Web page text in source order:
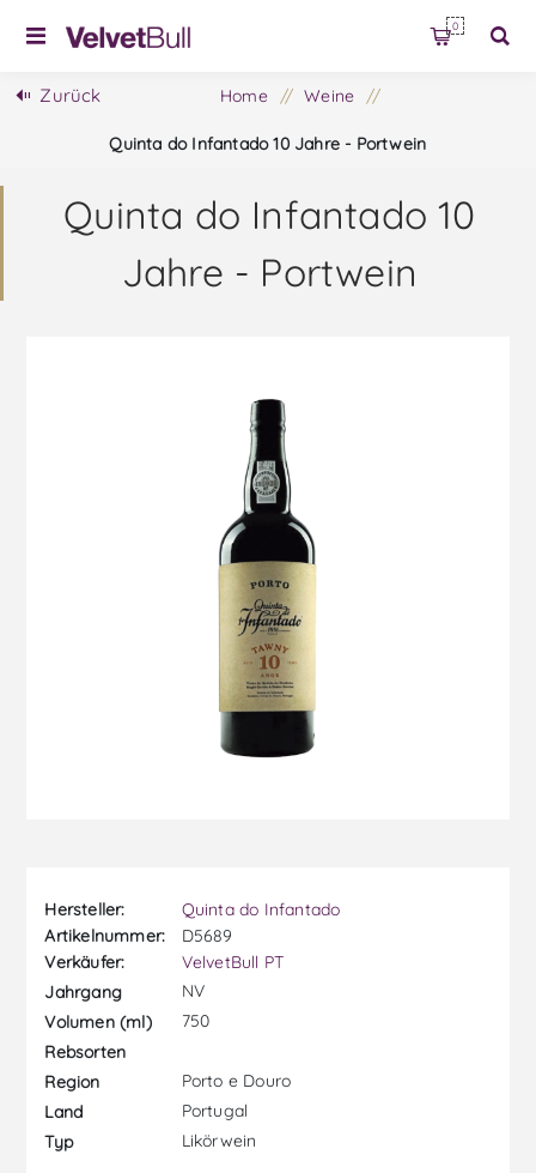
0
Zurück Home / Weine /
Quinta do Infantado 10 Jahre - Portwein
Quinta do Infantado 10
Jahre - Portwein
Hersteller:
Quinta do Infantado
Artikelnummer:
D5689
Verkäufer:
VelvetBull PT
Jahrgang
NV
Volumen (ml)
750
Rebsorten
Region
Porto e Douro
Land
Portugal
Typ
Likörwein